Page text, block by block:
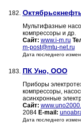
182.
Мультифазные
компрессоры и др.
Сайт: www.i-m.ru
m-post@mtu-net.ru
Дата последнего
183. ПК Уно, ООО
Приборы
компрессоры,
асинхронные
Сайт:
2084 E-mail:
Дата последнего